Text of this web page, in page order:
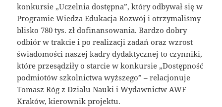
konkursie „Uczelnia dostępna”, który odbywał się w
Programie Wiedza Edukacja Rozwój i otrzymaliśmy
blisko 780 tys. zł dofinansowania. Bardzo dobry
odbiór w trakcie i po realizacji zadań oraz wzrost
świadomości naszej kadry dydaktycznej to czynniki,
które przesądziły o starcie w konkursie „Dostępność
podmiotów szkolnictwa wyższego” – relacjonuje
Tomasz Róg z Działu Nauki i Wydawnictw AWF
Kraków, kierownik projektu.